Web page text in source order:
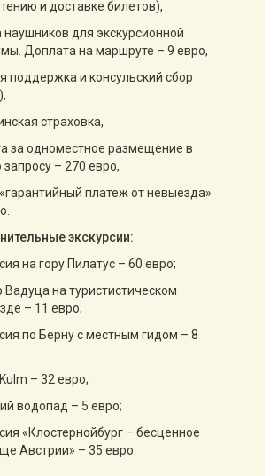
и доставке билетов),
наушников для экскурсионной
Доплата на маршруте – 9 евро,
поддержка и консульский сбор
страховка,
за одноместное размещение в
запросу – 270 евро,
«гарантийный платеж от невыезда»
экскурсии:
на гору Пилатус – 60 евро;
Вадуца на туристистическом
– 11 евро;
по Берну с местным гидом – 8
– 32 евро;
водопад – 5 евро;
«Клостернойбург – бесценное
Австрии» – 35 евро.